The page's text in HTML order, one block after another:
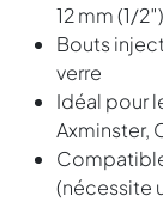
12 mm (1/2″)
Bouts
verre
Idéal pour
Axminster,
(nécessite